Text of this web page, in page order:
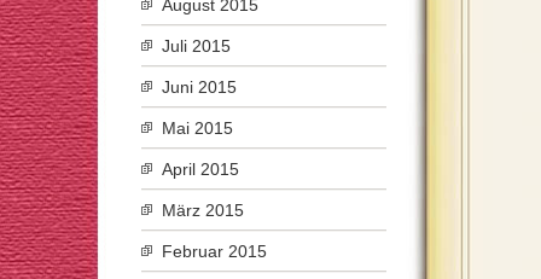
August 2015
Juli 2015
Juni 2015
Mai 2015
April 2015
März 2015
Februar 2015